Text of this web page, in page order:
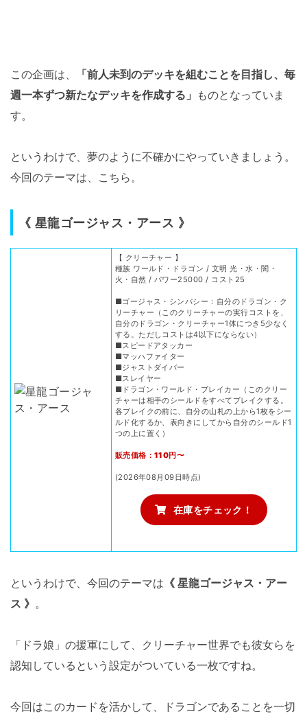
この企画は、
「前人未到のデッキを組むことを目指し、毎
週一本ずつ新たなデッキを作成する」 ものとなっていま
す。
というわけで、夢のように不確かにやっていきましょう。
今回のテーマは、こちら。
《 星龍ゴージャス・アース 》
【 クリーチャー 】
種族 ワールド・ドラゴン / 文明 光・水・闇・
火・自然 / パワー25000 / コスト25
■ゴージャス・シンパシー：自分のドラゴン・ク
リーチャー（このクリーチャーの実行コストを、
自分のドラゴン・クリーチャー1体につき5少なく
する。ただしコストは4以下にならない）
■スピードアタッカー
■マッハファイター
■ジャストダイバー
■スレイヤー
■ドラゴン・ワールド・ブレイカー（このクリー
チャーは相手のシールドをすべてブレイクする。
各ブレイクの前に、自分の山札の上から1枚をシー
ルド化するか、表向きにしてから自分のシールド1
つの上に置く）
販売価格：110円〜
(2026年08月09日時点)
在庫をチェック！
というわけで、今回のテーマは 《 星龍ゴージャス・アー
ス 》 。
「ドラ娘」の援軍にして、クリーチャー世界でも彼女らを
認知しているという設定がついている一枚ですね。
今回はこのカードを活かして、ドラゴンであることを一切